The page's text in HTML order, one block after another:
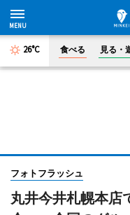
26°C 食べる 見る・
フォトフラッシュ
丸井今井札幌本店